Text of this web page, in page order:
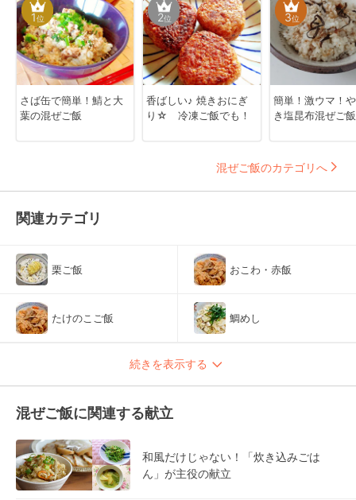
1位
さば缶で簡単！鯖と大
葉の混ぜご飯
2位
香ばしい♪ 焼きおにぎ
り☆ 冷凍ご飯でも！
3位
簡単！激ウマ！
き塩昆布混ぜご飯
混ぜご飯のカテゴリへ
関連カテゴリ
栗ご飯 おこわ・赤飯
たけのこご飯 鯛めし
続きを表示する
混ぜご飯に関連する献立
和風だけじゃない！「炊き込みごは
ん」が主役の献立